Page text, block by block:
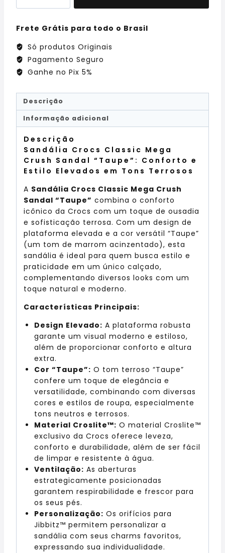
Frete Grátis para todo o Brasil
Só produtos Originais
Pagamento Seguro
Ganhe no Pix 5%
Descrição
Informação adicional
Descrição
Sandália Crocs Classic Mega
Crush Sandal “Taupe”: Conforto e
Estilo Elevados em Tons Terrosos
A Sandália Crocs Classic Mega Crush
Sandal “Taupe” combina o conforto
icônico da Crocs com um toque de ousadia
e sofisticação terrosa. Com um design de
plataforma elevada e a cor versátil “Taupe”
(um tom de marrom acinzentado), esta
sandália é ideal para quem busca estilo e
praticidade em um único calçado,
complementando diversos looks com um
toque natural e moderno.
Características Principais:
Design Elevado: A plataforma robusta
garante um visual moderno e estiloso,
além de proporcionar conforto e altura
extra.
Cor “Taupe”: O tom terroso “Taupe”
confere um toque de elegância e
versatilidade, combinando com diversas
cores e estilos de roupa, especialmente
tons neutros e terrosos.
Material Croslite™: O material Croslite™
exclusivo da Crocs oferece leveza,
conforto e durabilidade, além de ser fácil
de limpar e resistente à água.
Ventilação: As aberturas
estrategicamente posicionadas
garantem respirabilidade e frescor para
os seus pés.
Personalização: Os orifícios para
Jibbitz™ permitem personalizar a
sandália com seus charms favoritos,
expressando sua individualidade.